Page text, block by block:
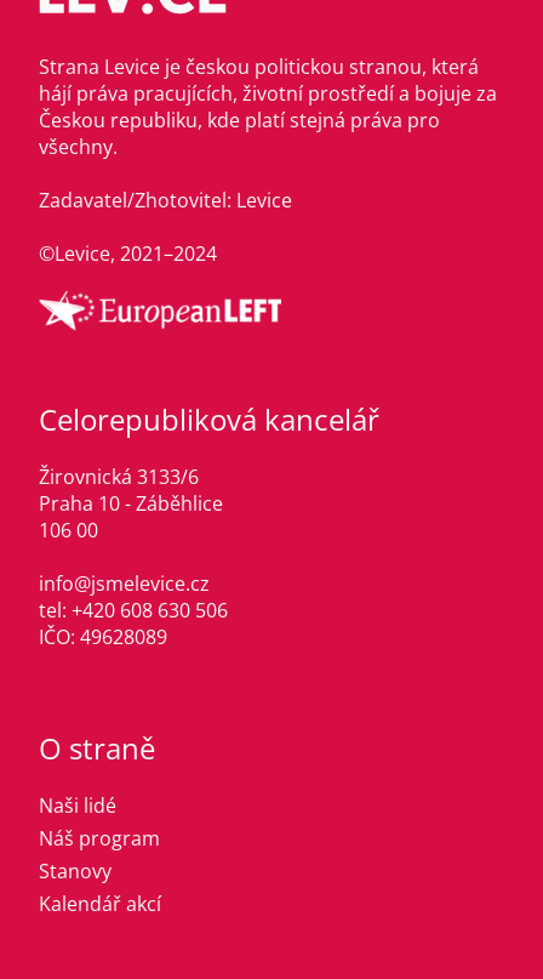
Strana Levice je českou politickou stranou, která
hájí práva pracujících, životní prostředí a bojuje za
Českou republiku, kde platí stejná práva pro
všechny.
Zadavatel/Zhotovitel: Levice
©Levice, 2021–2024
Celorepubliková kancelář
Žirovnická 3133/6
Praha 10 - Záběhlice
106 00
info@jsmelevice.cz
tel: +420 608 630 506
IČO: 49628089
O straně
Naši lidé
Náš program
Stanovy
Kalendář akcí